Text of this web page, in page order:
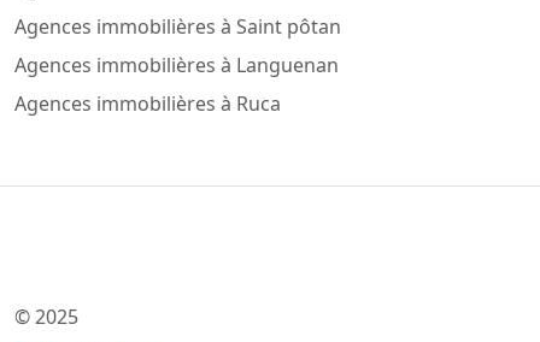
Agences immobilières à Saint pôtan
Agences immobilières à Languenan
Agences immobilières à Ruca
© 2025